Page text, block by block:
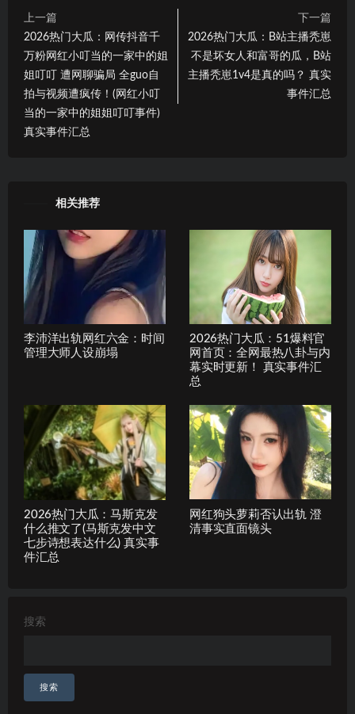
上一篇
2026热门大瓜：网传抖音千
万粉网红小叮当的一家中的姐
姐叮叮 遭网聊骗局 全guo自
拍与视频遭疯传！(网红小叮
当的一家中的姐姐叮叮事件)
真实事件汇总
下一篇
2026热门大瓜：B站主播秃崽
不是坏女人和富哥的瓜，B站
主播秃崽1v4是真的吗？ 真实
事件汇总
相关推荐
李沛洋出轨网红六金：时间
管理大师人设崩塌
2026热门大瓜：51爆料官
网首页：全网最热八卦与内
幕实时更新！ 真实事件汇
总
2026热门大瓜：马斯克发
什么推文了(马斯克发中文
七步诗想表达什么) 真实事
件汇总
网红狗头萝莉否认出轨 澄
清事实直面镜头
搜索
搜索